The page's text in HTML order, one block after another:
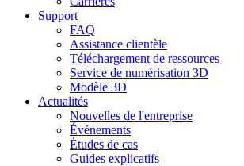
Support
FAQ
Assistance clientèle
Téléchargement de ressources
Service de numérisation 3D
Modèle 3D
Actualités
Nouvelles de l'entreprise
Événements
Études de cas
Guides explicatifs